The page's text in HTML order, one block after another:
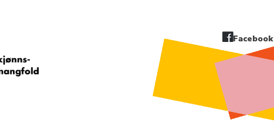
Facebook